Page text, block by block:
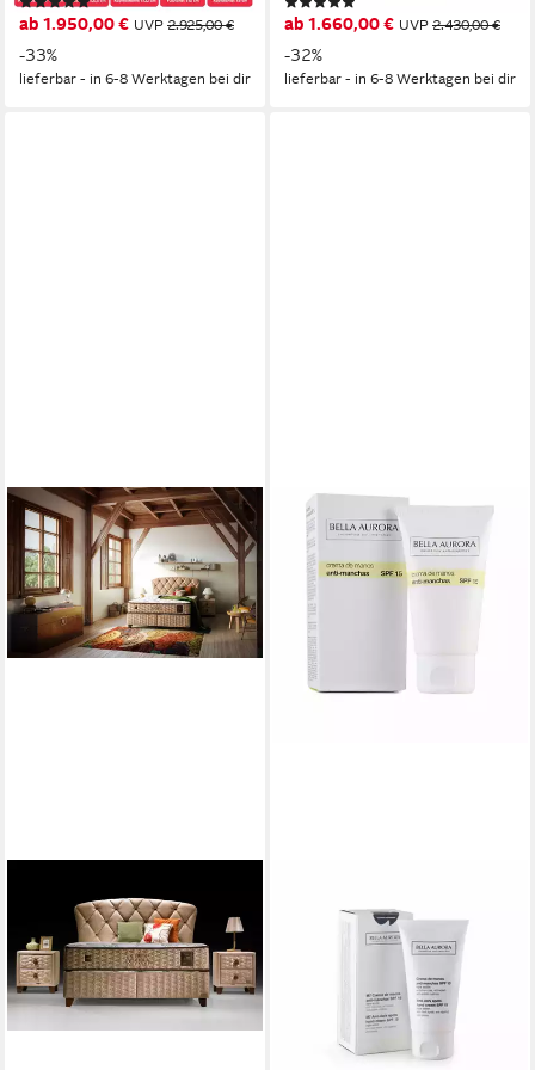
mit Matratze, 1 x Matratze, 2 x
Bettkasten, 1 x Bettkopfteil),
Hyper-Schaum, Bambus-
Strickstoff, Taschenfederkern,
ab 1.950,00 € UVP 2.925,00 €
-33%
lieferbar - in 6-8 Werktagen bei dir
Bettkasten, 1 x Bettkopfteil),
Taschenfederkern, Hyper-
Schaum, Komfortschicht,
Matratzenhöhe: 31 cm
ab 1.660,00 € UVP 2.430,00 €
-32%
lieferbar - in 6-8 Werktagen bei dir